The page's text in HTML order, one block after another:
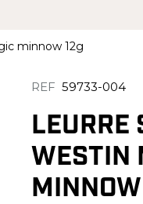
minnow 12g
REF 59733-004
LEURRE
WESTIN